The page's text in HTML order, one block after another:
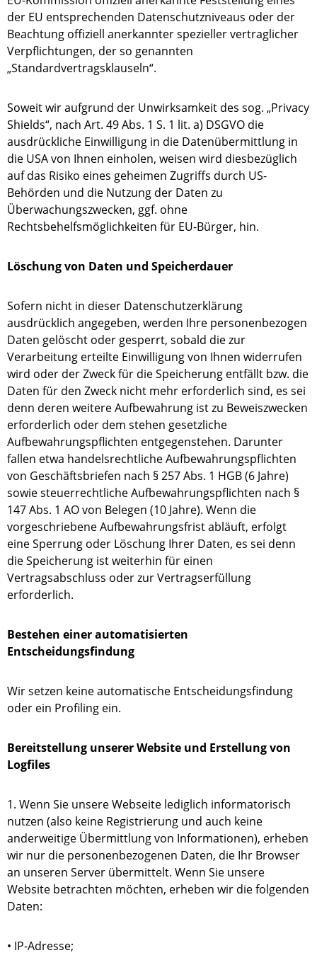
der EU entsprechenden Datenschutzniveaus oder der
Beachtung offiziell anerkannter spezieller vertraglicher
Verpflichtungen, der so genannten
„Standardvertragsklauseln“.
Soweit wir aufgrund der Unwirksamkeit des sog. „Privacy
Shields“, nach Art. 49 Abs. 1 S. 1 lit. a) DSGVO die
ausdrückliche Einwilligung in die Datenübermittlung in
die USA von Ihnen einholen, weisen wird diesbezüglich
auf das Risiko eines geheimen Zugriffs durch US-
Behörden und die Nutzung der Daten zu
Überwachungszwecken, ggf. ohne
Rechtsbehelfsmöglichkeiten für EU-Bürger, hin.
Löschung von Daten und Speicherdauer
Sofern nicht in dieser Datenschutzerklärung
ausdrücklich angegeben, werden Ihre personenbezogen
Daten gelöscht oder gesperrt, sobald die zur
Verarbeitung erteilte Einwilligung von Ihnen widerrufen
wird oder der Zweck für die Speicherung entfällt bzw. die
Daten für den Zweck nicht mehr erforderlich sind, es sei
denn deren weitere Aufbewahrung ist zu Beweiszwecken
erforderlich oder dem stehen gesetzliche
Aufbewahrungspflichten entgegenstehen. Darunter
fallen etwa handelsrechtliche Aufbewahrungspflichten
von Geschäftsbriefen nach § 257 Abs. 1 HGB (6 Jahre)
sowie steuerrechtliche Aufbewahrungspflichten nach §
147 Abs. 1 AO von Belegen (10 Jahre). Wenn die
vorgeschriebene Aufbewahrungsfrist abläuft, erfolgt
eine Sperrung oder Löschung Ihrer Daten, es sei denn
die Speicherung ist weiterhin für einen
Vertragsabschluss oder zur Vertragserfüllung
erforderlich.
Bestehen einer automatisierten
Entscheidungsfindung
Wir setzen keine automatische Entscheidungsfindung
oder ein Profiling ein.
Bereitstellung unserer Website und Erstellung von
Logfiles
1. Wenn Sie unsere Webseite lediglich informatorisch
nutzen (also keine Registrierung und auch keine
anderweitige Übermittlung von Informationen), erheben
wir nur die personenbezogenen Daten, die Ihr Browser
an unseren Server übermittelt. Wenn Sie unsere
Website betrachten möchten, erheben wir die folgenden
Daten:
• IP-Adresse;